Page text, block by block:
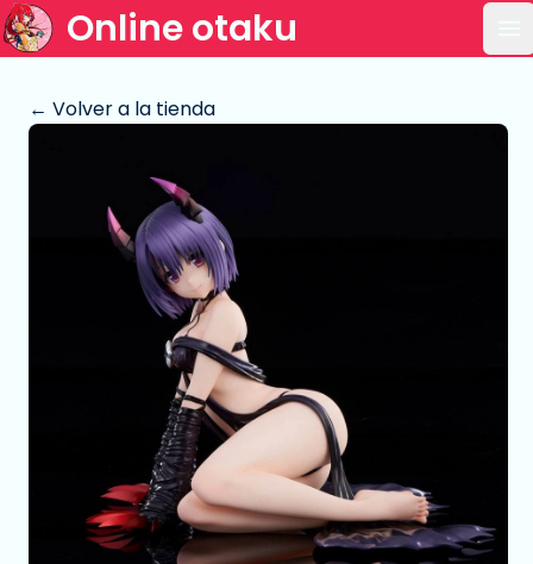
Online otaku
← Volver a la tienda